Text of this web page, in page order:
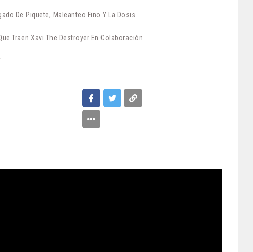
De Piquete, Maleanteo Fino Y La Dosis
Traen Xavi The Destroyer En Colaboración